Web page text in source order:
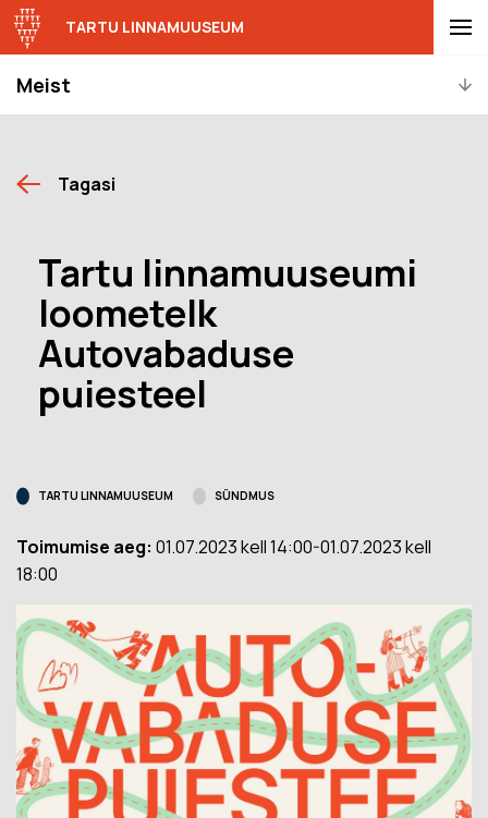
Meist
TARTU LINNAMUUSEUM
Tagasi
Tartu linnamuuseumi
loometelk
Autovabaduse
puiesteel
TARTU LINNAMUUSEUM SÜNDMUS
Toimumise aeg: 01.07.2023 kell 14:00-01.07.2023 kell
18:00